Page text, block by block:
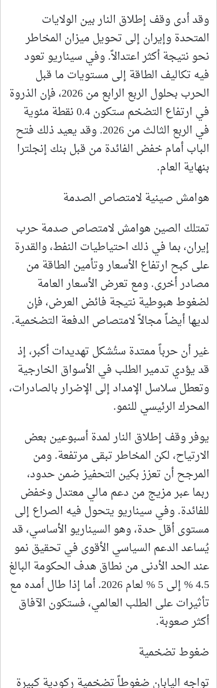
وقد أدى وقف إطلاق النار بين الولايات
المتحدة وإيران إلى تحويل ميزان المخاطر
نحو نتيجة أكثر اعتدالاً. وفي سيناريو تعود
فيه تكاليف الطاقة إلى مستويات ما قبل
الحرب بحلول الربع الرابع من 2026، فإن الذروة
في ارتفاع التضخم ستكون 0.4 نقطة مئوية
في الربع الثالث من 2026. وقد يعيد ذلك فتح
الباب أمام خفض الفائدة من قبل بنك إنجلترا
بنهاية العام.
هوامش صينية لامتصاص الصدمة
تمتلك الصين هوامش لامتصاص صدمة حرب
إيران، بما في ذلك احتياطيات النفط، والقدرة
على كبح ارتفاع الأسعار وتأمين الطاقة من
مصادر أخرى. ومع تعرض الأسعار العامة
لضغوط هبوطية نتيجة فائض العرض، فإن
لديها أيضاً مجالاً لامتصاص الدفعة التضخمية.
غير أن حرباً ممتدة ستُشكل تهديدات أكبر، إذ
قد يؤدي تدمير الطلب في الأسواق الخارجية
وتعطل سلاسل الإمداد إلى الإضرار بالصادرات،
المحرك الرئيسي للنمو.
يوفر وقف إطلاق النار لمدة أسبوعين بعض
الارتياح، لكن المخاطر تبقى مرتفعة. ومن
المرجح أن تعزز بكين التحفيز ضمن حدود،
ربما عبر مزيج من دعم مالي معتدل وخفض
للفائدة. وفي سيناريو يتحول فيه الصراع إلى
مستوى أقل حدة، وهو السيناريو الأساسي، قد
يُساعد الدعم السياسي الأقوى في تحقيق نمو
عند الحد الأدنى من نطاق هدف الحكومة البالغ
4.5 % إلى 5 % لعام 2026. أما إذا طال أمده مع
تأثيرات على الطلب العالمي، فستكون الآفاق
أكثر صعوبة.
ضغوط تضخمية
تواجه اليابان ضغوطاً تضخمية ركودية كبيرة